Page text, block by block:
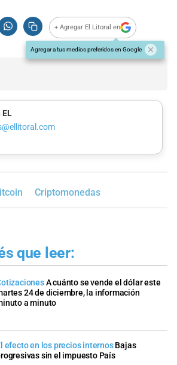
+ Agregar El Litoral en
Agregar a tus medios preferidos en Google
EL
Criptomonedas
que leer:
A cuánto se vende el dólar este
24 de diciembre, la información
a minuto
efecto en los precios internos Bajas
sin el impuesto País